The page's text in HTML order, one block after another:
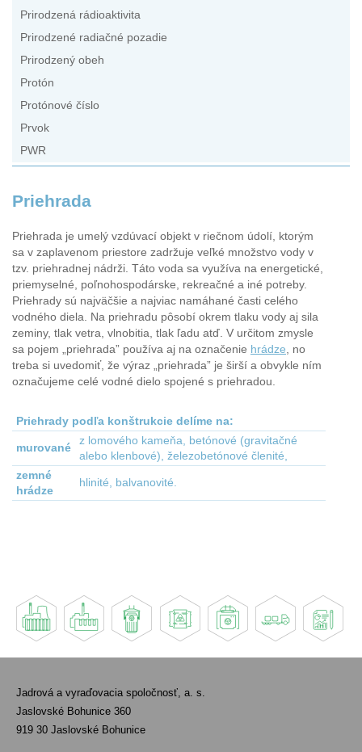
Prirodzená rádioaktivita
Prirodzené radiačné pozadie
Prirodzený obeh
Protón
Protónové číslo
Prvok
PWR
Priehrada
Priehrada je umelý vzdúvací objekt v riečnom údolí, ktorým
sa v zaplavenom priestore zadržuje veľké množstvo vody v
tzv. priehradnej nádrži. Táto voda sa využíva na energetické,
priemyselné, poľnohospodárske, rekreačné a iné potreby.
Priehrady sú najväčšie a najviac namáhané časti celého
vodného diela. Na priehradu pôsobí okrem tlaku vody aj sila
zeminy, tlak vetra, vlnobitia, tlak ľadu atď. V určitom zmysle
sa pojem „priehrada” používa aj na označenie hrádze , no
treba si uvedomiť, že výraz „priehrada” je širší a obvykle ním
označujeme celé vodné dielo spojené s priehradou.
Priehrady podľa konštrukcie delíme na:
murované
z lomového kameňa, betónové (gravitačné
alebo klenbové), železobetónové členité,
zemné
hrádze
hlinité, balvanovité.
Jadrová a vyraďovacia spoločnosť, a. s.
Jaslovské Bohunice 360
919 30 Jaslovské Bohunice